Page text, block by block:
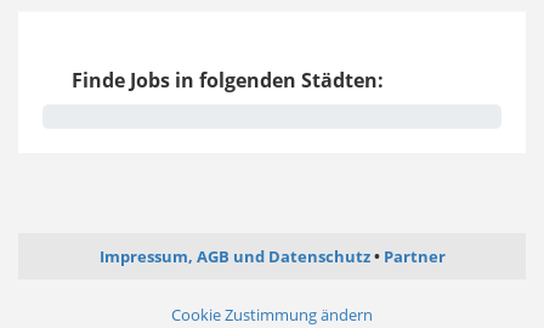
Finde Jobs in folgenden Städten:
Impressum, AGB und Datenschutz Partner
Cookie Zustimmung ändern